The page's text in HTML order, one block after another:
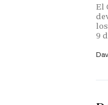
El
9